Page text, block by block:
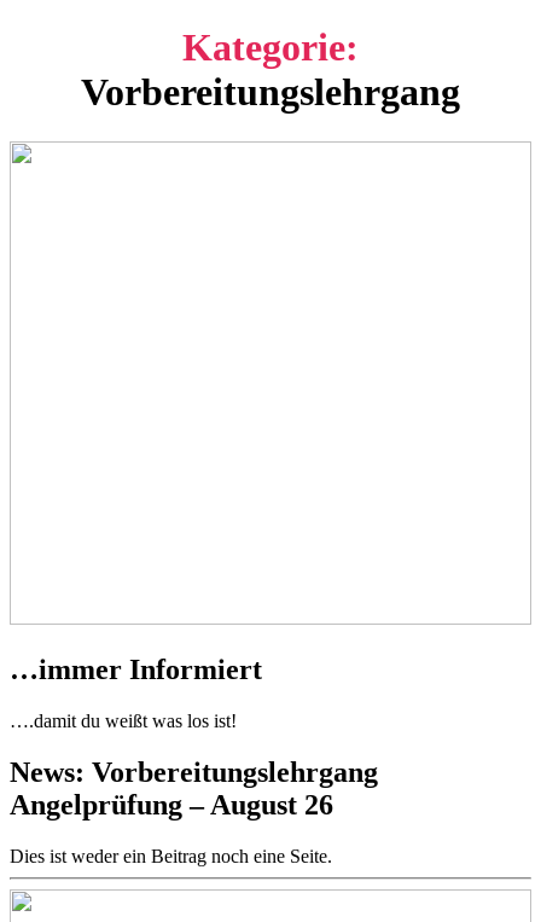
Kategorie:
Vorbereitungslehrgang
…immer Informiert
….damit du weißt was los ist!
News: Vorbereitungslehrgang
Angelprüfung – August 26
Dies ist weder ein Beitrag noch eine Seite.